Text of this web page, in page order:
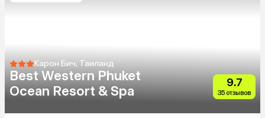
Карон Бич, Таиланд
Best Western Phuket
Ocean Resort & Spa
9.7
35 отзывов